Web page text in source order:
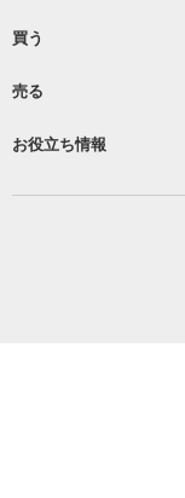
買う
売る
お役立ち情報